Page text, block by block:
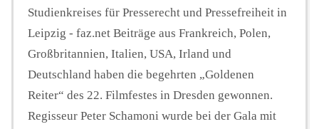
Studienkreises für Presserecht und Pressefreiheit in
Leipzig - faz.net Beiträge aus Frankreich, Polen,
Großbritannien, Italien, USA, Irland und
Deutschland haben die begehrten „Goldenen
Reiter“ des 22. Filmfestes in Dresden gewonnen.
Regisseur Peter Schamoni wurde bei der Gala mit